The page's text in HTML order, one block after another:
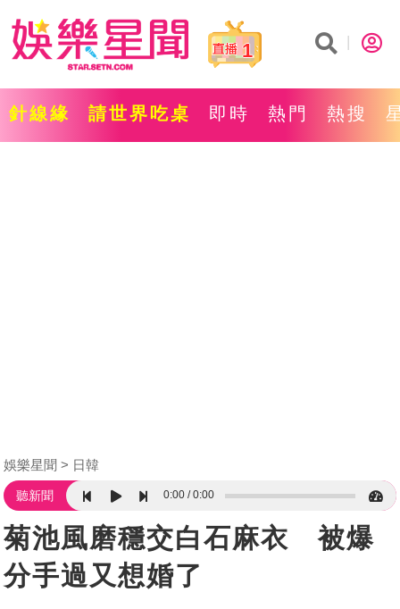
1
針線緣 請世界吃桌 即時 熱門 熱搜
娛樂星聞 日韓
聽新聞 0:00 0:00
菊池風磨穩交白石麻衣 被爆
分手過又想婚了